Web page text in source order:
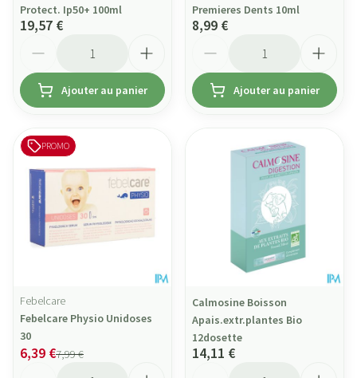
Protect. Ip50+ 100ml
19,57 €
Ajouter au panier
Premieres Dents 10ml
8,99 €
Ajouter au panier
PROMO
Febelcare
Febelcare Physio Unidoses
30
7,99 €
6,39 €
Calmosine Boisson
Apais.extr.plantes Bio
12dosette
14,11 €